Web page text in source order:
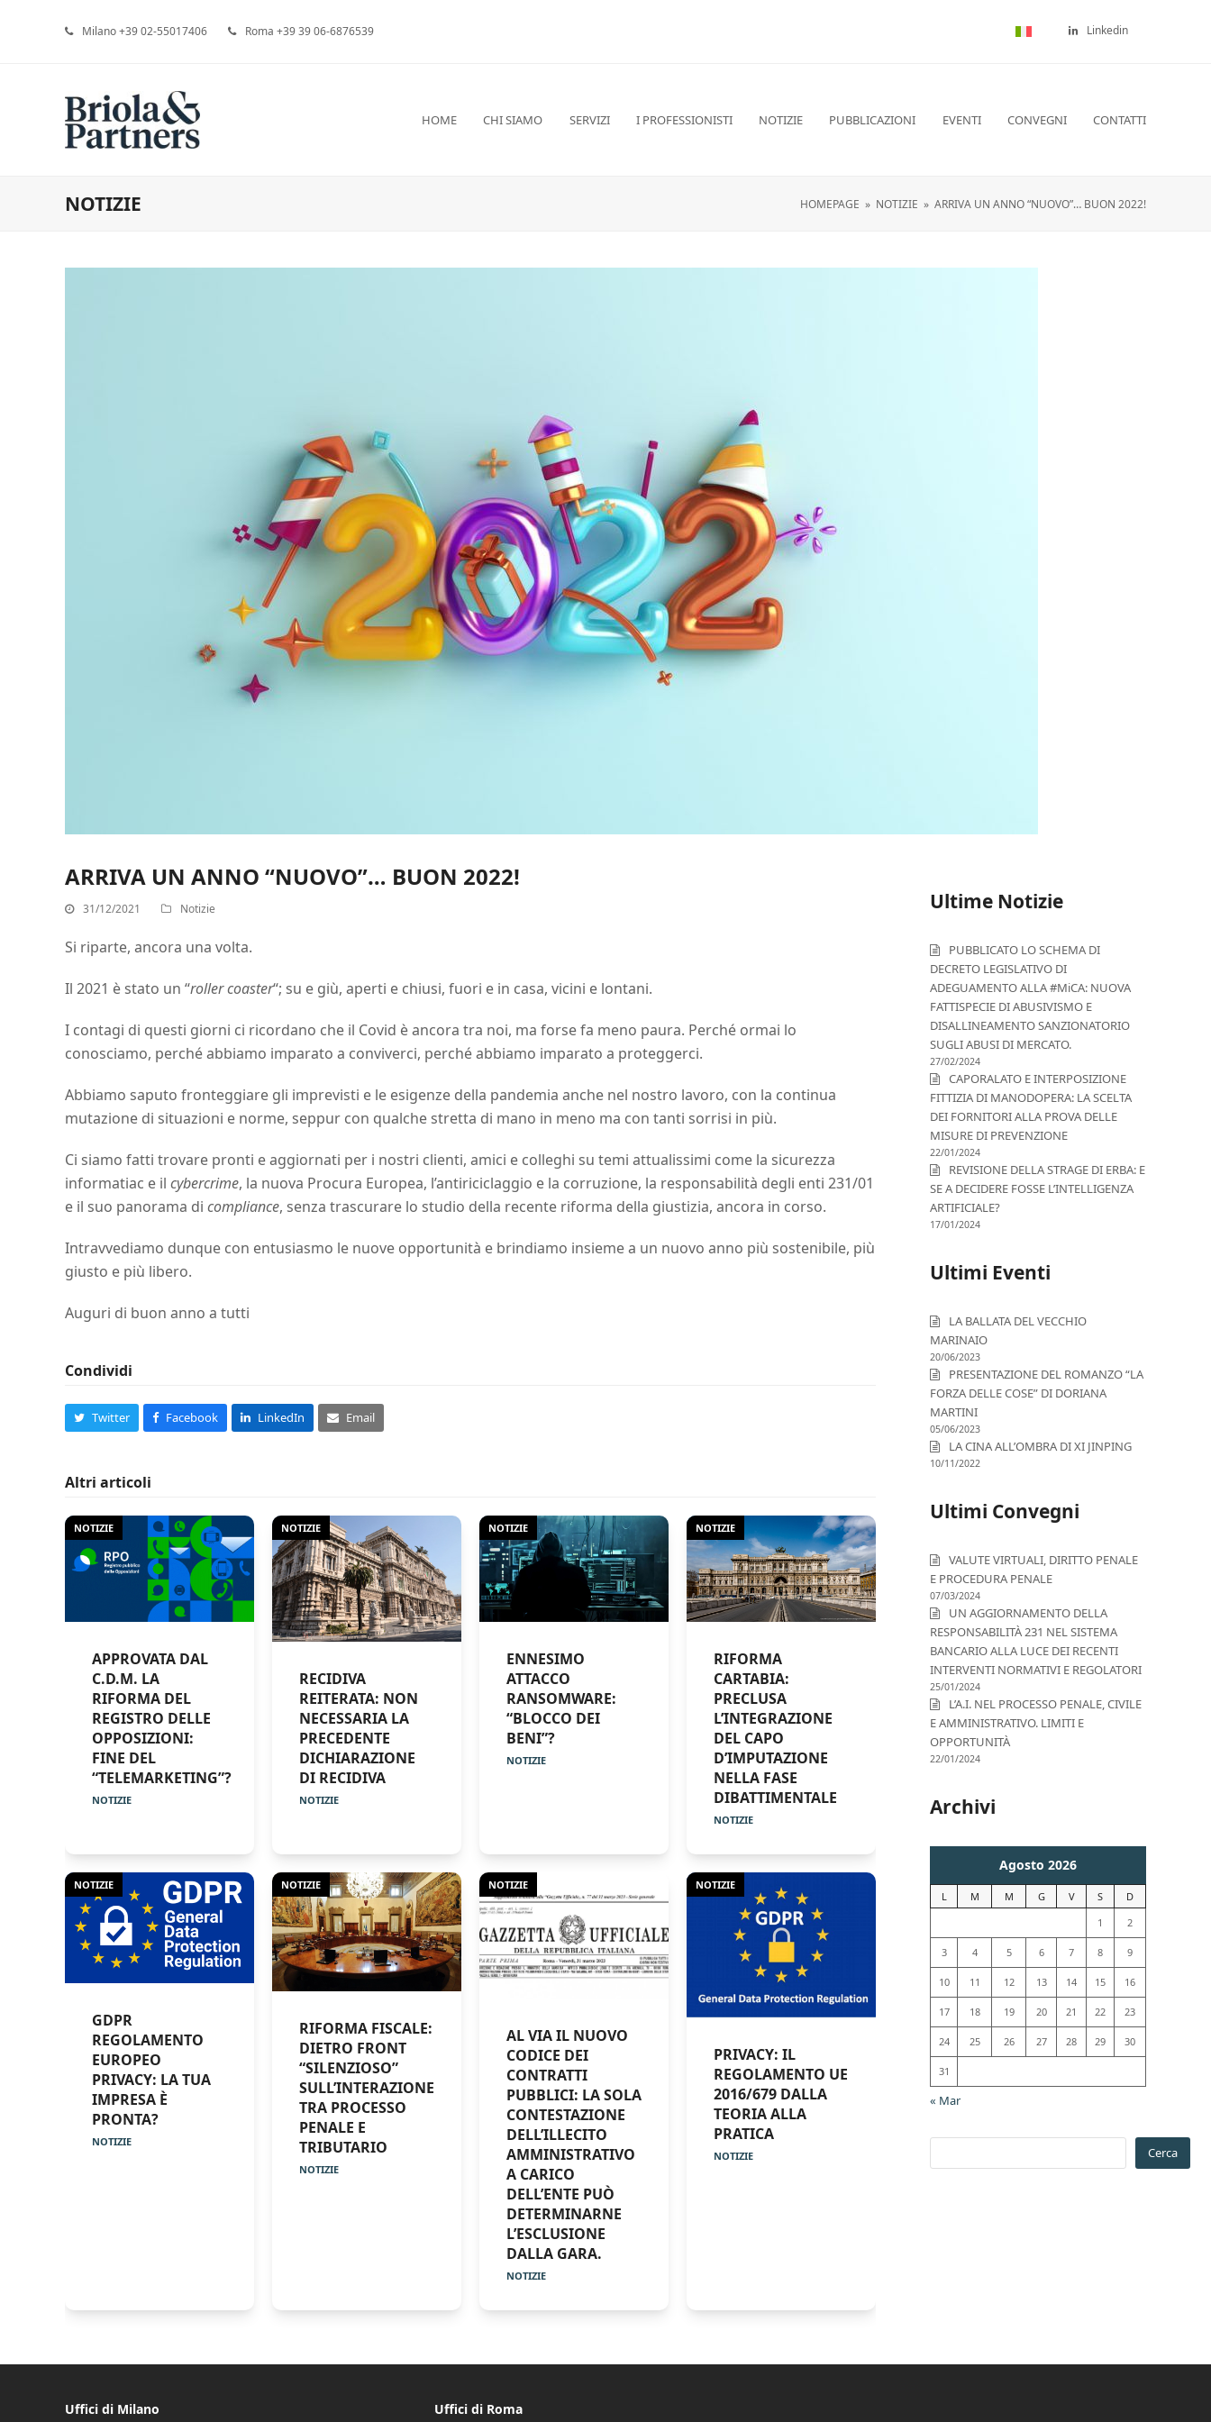
Milano +39 02-55017406 Roma +39 39 06-6876539 Linkedin
HOME CHI SIAMO SERVIZI I PROFESSIONISTI NOTIZIE PUBBLICAZIONI EVENTI CONVEGNI CONTATTI
NOTIZIE HOMEPAGE » NOTIZIE » ARRIVA UN ANNO “NUOVO”… BUON 2022!
ARRIVA UN ANNO “NUOVO”… BUON 2022!
31/12/2021 Notizie
Si riparte, ancora una volta.
Il 2021 è stato un “roller coaster“; su e giù, aperti e chiusi, fuori e in casa, vicini e lontani.
I contagi di questi giorni ci ricordano che il Covid è ancora tra noi, ma forse fa meno paura. Perché ormai lo
conosciamo, perché abbiamo imparato a conviverci, perché abbiamo imparato a proteggerci.
Abbiamo saputo fronteggiare gli imprevisti e le esigenze della pandemia anche nel nostro lavoro, con la continua
mutazione di situazioni e norme, seppur con qualche stretta di mano in meno ma con tanti sorrisi in più.
Ci siamo fatti trovare pronti e aggiornati per i nostri clienti, amici e colleghi su temi attualissimi come la sicurezza
informatiac e il cybercrime, la nuova Procura Europea, l’antiriciclaggio e la corruzione, la responsabilità degli enti 231/01
e il suo panorama di compliance, senza trascurare lo studio della recente riforma della giustizia, ancora in corso.
Intravvediamo dunque con entusiasmo le nuove opportunità e brindiamo insieme a un nuovo anno più sostenibile, più
giusto e più libero.
Auguri di buon anno a tutti
Condividi
Twitter Facebook LinkedIn Email
Altri articoli
NOTIZIE
APPROVATA DAL
C.D.M. LA
RIFORMA DEL
REGISTRO DELLE
OPPOSIZIONI:
FINE DEL
“TELEMARKETING”?
NOTIZIE
NOTIZIE
RECIDIVA
REITERATA: NON
NECESSARIA LA
PRECEDENTE
DICHIARAZIONE
DI RECIDIVA
NOTIZIE
NOTIZIE
ENNESIMO
ATTACCO
RANSOMWARE:
“BLOCCO DEI
BENI”?
NOTIZIE
NOTIZIE
RIFORMA
CARTABIA:
PRECLUSA
L’INTEGRAZIONE
DEL CAPO
D’IMPUTAZIONE
NELLA FASE
DIBATTIMENTALE
NOTIZIE
NOTIZIE
GDPR
REGOLAMENTO
EUROPEO
PRIVACY: LA TUA
IMPRESA È
PRONTA?
NOTIZIE
NOTIZIE
RIFORMA FISCALE:
DIETRO FRONT
“SILENZIOSO”
SULL’INTERAZIONE
TRA PROCESSO
PENALE E
TRIBUTARIO
NOTIZIE
NOTIZIE
AL VIA IL NUOVO
CODICE DEI
CONTRATTI
PUBBLICI: LA SOLA
CONTESTAZIONE
DELL’ILLECITO
AMMINISTRATIVO
A CARICO
DELL’ENTE PUÒ
DETERMINARNE
L’ESCLUSIONE
DALLA GARA.
NOTIZIE
NOTIZIE
PRIVACY: IL
REGOLAMENTO UE
2016/679 DALLA
TEORIA ALLA
PRATICA
NOTIZIE
Ultime Notizie
PUBBLICATO LO SCHEMA DI
DECRETO LEGISLATIVO DI
ADEGUAMENTO ALLA #MiCA: NUOVA
FATTISPECIE DI ABUSIVISMO E
DISALLINEAMENTO SANZIONATORIO
SUGLI ABUSI DI MERCATO.
27/02/2024
CAPORALATO E INTERPOSIZIONE
FITTIZIA DI MANODOPERA: LA SCELTA
DEI FORNITORI ALLA PROVA DELLE
MISURE DI PREVENZIONE
22/01/2024
REVISIONE DELLA STRAGE DI ERBA: E
SE A DECIDERE FOSSE L’INTELLIGENZA
ARTIFICIALE?
17/01/2024
Ultimi Eventi
LA BALLATA DEL VECCHIO
MARINAIO
20/06/2023
PRESENTAZIONE DEL ROMANZO “LA
FORZA DELLE COSE” DI DORIANA
MARTINI
05/06/2023
LA CINA ALL’OMBRA DI XI JINPING
10/11/2022
Ultimi Convegni
VALUTE VIRTUALI, DIRITTO PENALE
E PROCEDURA PENALE
07/03/2024
UN AGGIORNAMENTO DELLA
RESPONSABILITÀ 231 NEL SISTEMA
BANCARIO ALLA LUCE DEI RECENTI
INTERVENTI NORMATIVI E REGOLATORI
25/01/2024
L’A.I. NEL PROCESSO PENALE, CIVILE
E AMMINISTRATIVO. LIMITI E
OPPORTUNITÀ
22/01/2024
Archivi
Agosto 2026
L M M G V S
D
1
2
3 4 5 6 7 8 9
10 11 12 13 14 15 16
17 18 19 20 21 22 23
24 25 26 27 28 29 30
31
« Mar
Cerca
Uffici di Milano Uffici di Roma